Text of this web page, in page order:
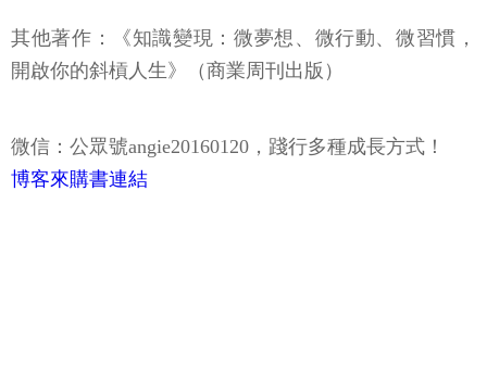
其他著作：《知識變現：微夢想、微行動、微習慣，
開啟你的斜槓人生》（商業周刊出版）
微信：公眾號angie20160120，踐行多種成長方式！
博客來購書連結